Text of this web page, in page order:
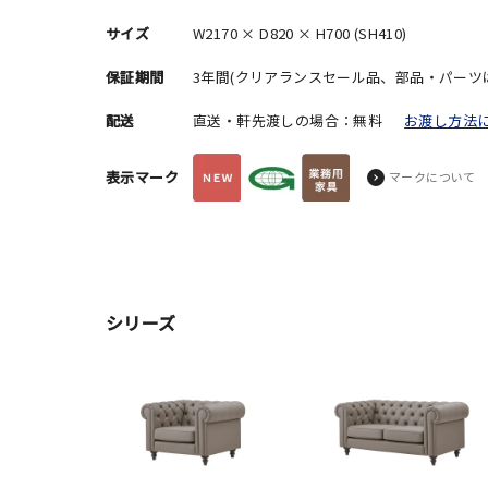
サイズ W2170 × D820 × H700 (SH410)
保証期間 3年間(クリアランスセール品、部品・パーツ
配送 直送・軒先渡しの場合：無料 お渡し方法
表示マーク マークについて
シリーズ